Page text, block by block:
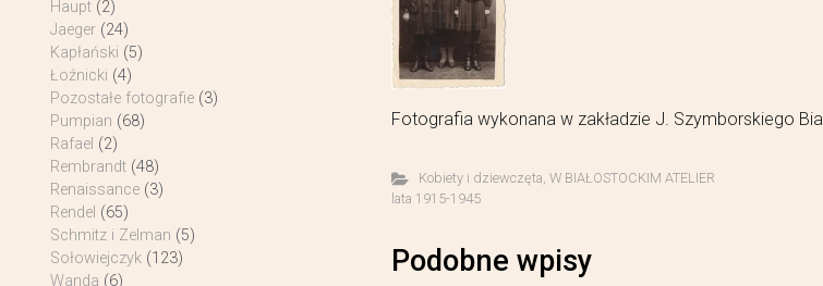
Fotografia wykonana w zakładzie J. Szymborskiego
Kobiety i dziewczęta,W BIAŁOSTOCKIM ATELIER
lata 1915-1945
Podobne wpisy
Haupt (2)
Jaeger (24)
Kapłański (5)
Łoźnicki (4)
Pozostałe fotografie (3)
Pumpian (68)
Rafael (2)
Rembrandt (48)
Renaissance (3)
Rendel (65)
Schmitz i Zelman (5)
Sołowiejczyk (123)
Wanda (6)